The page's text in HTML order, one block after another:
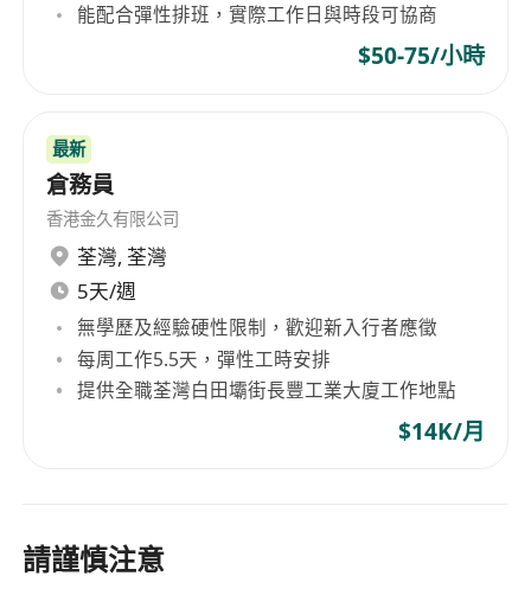
能配合彈性排班，實際工作日與時段可協商
$50-75/小時
最新
倉務員
香港金久有限公司
荃灣, 荃灣
5天/週
無學歷及經驗硬性限制，歡迎新入行者應徵
每周工作5.5天，彈性工時安排
提供全職荃灣白田壩街長豐工業大廈工作地點
$14K/月
請謹慎注意